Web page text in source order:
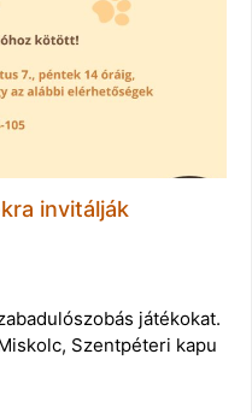
invitálják
játékokat.
Szentpéteri kapu